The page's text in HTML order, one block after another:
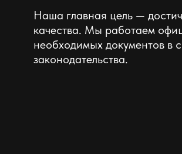
Наша главная цель —
качества. Мы работаем
необходимых документов в
законодательства.